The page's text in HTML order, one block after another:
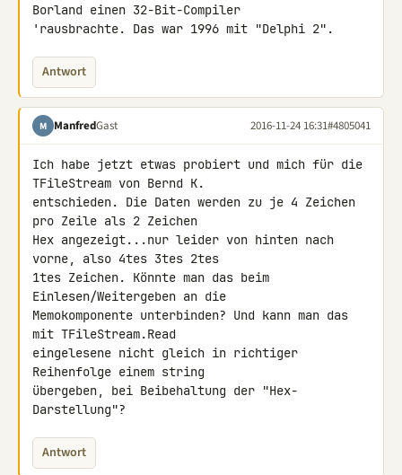
Borland einen 32-Bit-Compiler
'rausbrachte. Das war 1996 mit "Delphi 2".
Antwort
M ManfredGast 2016-11-24 16:31#4805041
Ich habe jetzt etwas probiert und mich für die
TFileStream von Bernd K.
entschieden. Die Daten werden zu je 4 Zeichen
pro Zeile als 2 Zeichen
Hex angezeigt...nur leider von hinten nach
vorne, also 4tes 3tes 2tes
1tes Zeichen. Könnte man das beim
Einlesen/Weitergeben an die
Memokomponente unterbinden? Und kann man das
mit TFileStream.Read
eingelesene nicht gleich in richtiger
Reihenfolge einem string
übergeben, bei Beibehaltung der "Hex-
Darstellung"?
Antwort